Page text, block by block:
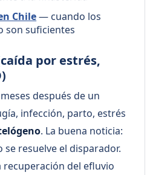
Chile— cuando los
son suficientes
por estrés,
después de un
infección, parto, estrés
. La buena noticia:
resuelve el disparador.
recuperación del efluvio